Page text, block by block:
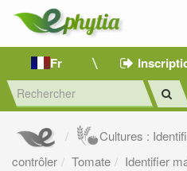
Fr
Cultures :
contrôler
Tomate
Identifier